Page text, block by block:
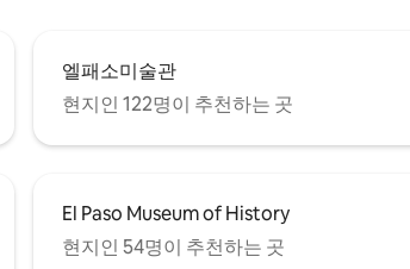
엘패소미술관
현지인 122명이 추천하는 곳
El Paso Museum of History
현지인 54명이 추천하는 곳